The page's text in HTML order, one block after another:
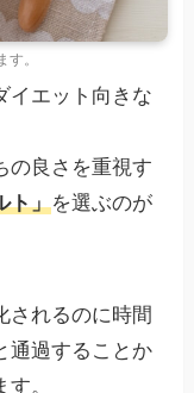
。
イエット向きな
の良さを重視す
ト」を選ぶのが
されるのに時間
通過することか
。